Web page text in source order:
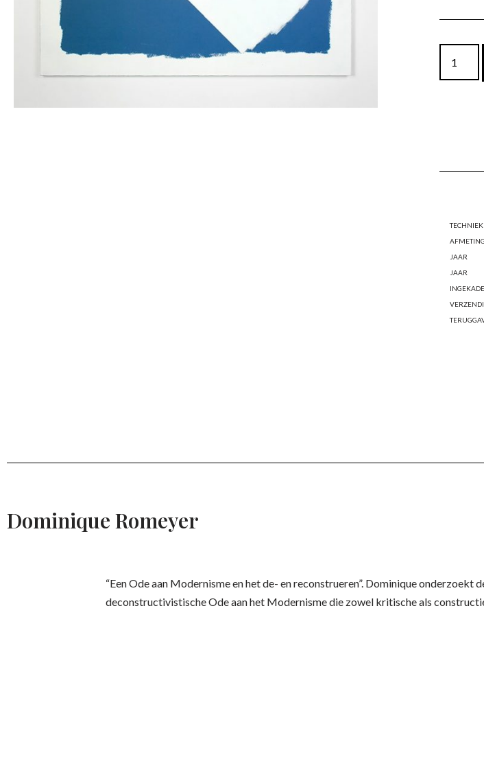
Techniek
Jaar
Jaar
Dominique Romeyer
“Een Ode aan Modernisme en het de- en reconstrueren”. Dominique onderzoekt
deconstructivistische Ode aan het Modernisme die zowel kritische als